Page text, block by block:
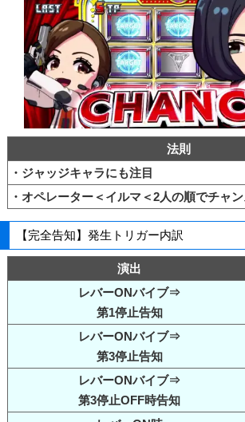
法則
・ジャッジキャラにも注目
・オペレーター＜イルマ＜2人の順でチャ
【完全告知】発生トリガー内訳
演出
レバーONバイブ⇒
第1停止告知
レバーONバイブ⇒
第3停止告知
レバーONバイブ⇒
第3停止OFF時告知